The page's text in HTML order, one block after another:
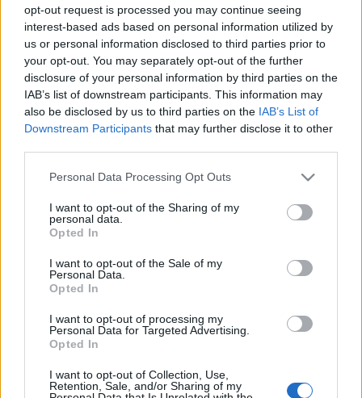
opt-out request is processed you may continue seeing
interest-based ads based on personal information utilized by
us or personal information disclosed to third parties prior to
your opt-out. You may separately opt-out of the further
disclosure of your personal information by third parties on the
IAB’s list of downstream participants. This information may
also be disclosed by us to third parties on the IAB’s List of
Downstream Participants that may further disclose it to other
Please note that this website/app uses one or more Google
not limited to your visit or usage behaviour. You may click to
grant or deny consent to Google and its third-party tags to
use your data for below specified purposes in below Google
consent section.
Personal Data Processing Opt Outs
I want to opt-out of the Sharing of my
personal data.
Opted In
I want to opt-out of the Sale of my
Personal Data.
Opted In
I want to opt-out of processing my
Personal Data for Targeted Advertising.
Opted In
I want to opt-out of Collection, Use,
Retention, Sale, and/or Sharing of my
Esti portya
GaZe•2011. szeptember 05.
Amatőr-autodidakta vakutanfolyamunk következő
akcióján már kicsit igyekeztünk finomítani a
perzselő fotonágyú hangulaton, úgyhogy a pultnál
italrendelés közben eszközöltük is a beruházott
felszerelést: egy darab fehér papírfecni a táska
aljáról, méretre szaggatva (kézzel,…
Végre egy falat nyár
2011. augusztus 04.
Ideje volt már, hogy neve alapján valóban nyári idő
legyen, napsütéssel.Klassz szabású naci.Vidám
színek. Sok pontos…
A lányok jól bírják az esőt